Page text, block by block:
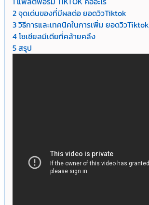
2จุดเด่นของที่มีผลต่อ ยอดวิวTiktok
3วิธีการและเทคนิคในการเพิ่ม ยอดวิวTiktok
4โซเชียลมีเดียที่คล้ายคลึง
5สรุป